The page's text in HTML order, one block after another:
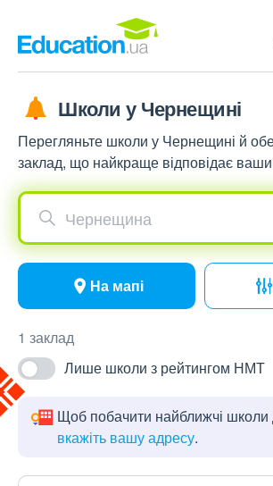
Школи у Чернещині
Перегляньте школи у Чернещині й
заклад, що найкраще відповідає
Чернещина
На мапі
1 заклад
Лише школи з рейтингом НМТ
Щоб побачити найближчі школи
вкажіть вашу адресу.